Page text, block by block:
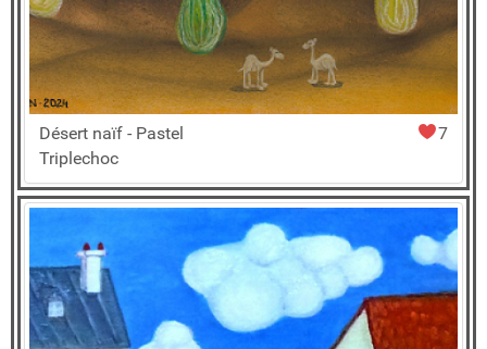
7
Désert naïf - Pastel
Triplechoc